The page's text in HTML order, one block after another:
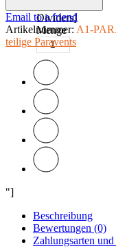
Dividers]
Menge
Email to a friend
Artikelnummer: A1-
teilige Paravents
"]
Beschreibung
Bewertungen (0)
Zahlungsarten und